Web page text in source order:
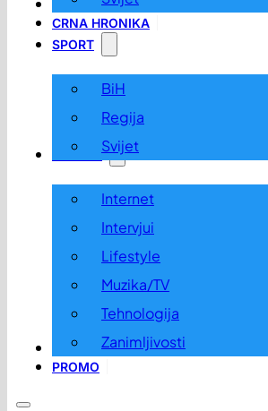
LOKALNO
CRNA HRONIKA
SPORT
BiH
Regija
Svijet
ZABAVA
Internet
Intervjui
Lifestyle
Muzika/TV
Tehnologija
Zanimljivosti
OGLASI I KONKURSI
PROMO